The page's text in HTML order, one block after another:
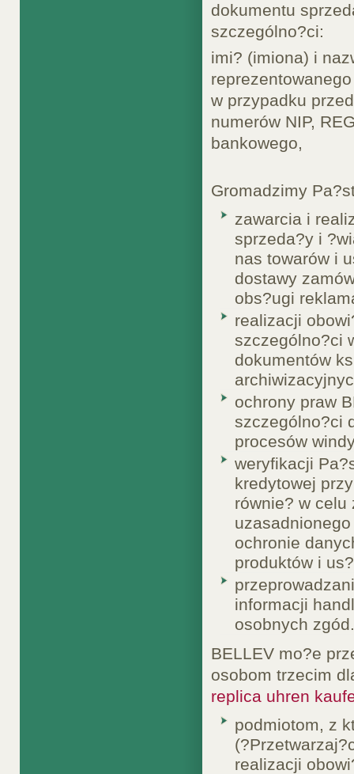
dokumentu
szczególno?ci:
imi? (imiona) i
w przypadku
numerów NIP,
bankowego,
Gromadzimy
zawarcia i
sprzeda?y i
nas towarów i
dostawy
obs?ugi
realizacji
szczególno?ci
dokumentów
ochrony praw
szczególno?ci
procesów
weryfikacji
kredytowej
równie? w celu
ochronie
produktów i
informacji
osobnych zgód.
BELLEV mo?e
osobom trzecim
replica uhren
podmiotom, z
realizacji